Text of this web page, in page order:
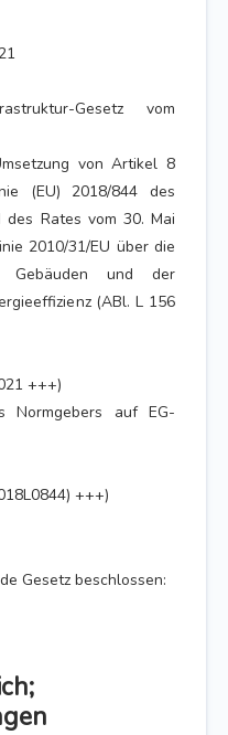
Gesetz vom
von Artikel 8
(EU) 2018/844 des
des Rates vom 30. Mai
2010/31/EU über die
Gebäuden und der
(ABl. L 156
+++)
Normgebers auf EG-
+++)
Gesetz beschlossen: